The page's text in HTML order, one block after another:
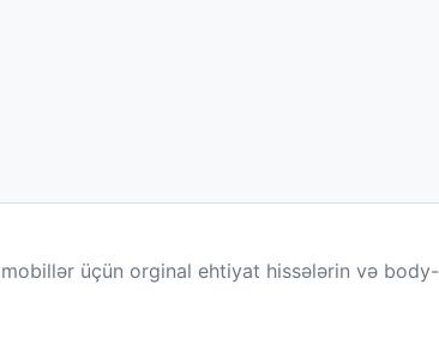
üçün orginal ehtiyat hissələrin və body-